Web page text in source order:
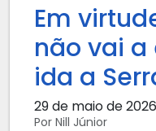
Em
não vai a
ida a
29 de maio de 2026
Por Nill Júnior